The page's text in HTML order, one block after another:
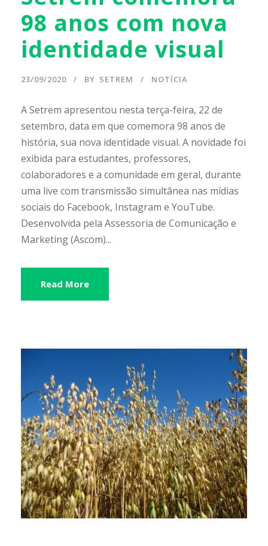
98 anos com nova
identidade visual
23/09/2020 BY SETREM NOTÍCIA
A Setrem apresentou nesta terça-feira, 22 de
setembro, data em que comemora 98 anos de
história, sua nova identidade visual. A novidade foi
exibida para estudantes, professores,
colaboradores e a comunidade em geral, durante
uma live com transmissão simultânea nas mídias
sociais do Facebook, Instagram e YouTube.
Desenvolvida pela Assessoria de Comunicação e
Marketing (Ascom)...
Read More